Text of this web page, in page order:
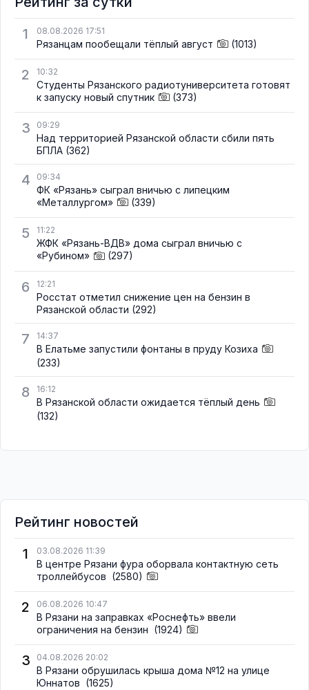
1
08.08.2026 17:51
Рязанцам пообещали тёплый август (1013)
2 10:32
Студенты Рязанского радиотуниверситета готовят
к запуску новый спутник
(373)
3 09:29
Над территорией Рязанской области сбили пять
БПЛА (362)
4 09:34
ФК «Рязань» сыграл вничью с липецким
«Металлургом»
(339)
5 11:22
ЖФК «Рязань-ВДВ» дома сыграл вничью с
«Рубином»
(297)
6 12:21
Росстат отметил снижение цен на бензин в
Рязанской области (292)
7 14:37
В Елатьме запустили фонтаны в пруду Козиха
(233)
8 16:12
В Рязанской области ожидается тёплый день
(132)
Рейтинг новостей
1
03.08.2026 11:39
В центре Рязани фура оборвала контактную сеть
троллейбусов (2580)
2 06.08.2026 10:47
В Рязани на заправках «Роснефть» ввели
ограничения на бензин (1924)
3 04.08.2026 20:02
В Рязани обрушилась крыша дома №12 на улице
Юннатов (1625)